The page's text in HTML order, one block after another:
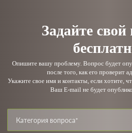
Задайте свой
Опишите вашу проблему. Вопрос будет
после того, как его проверит
Укажите свое имя и контакты, если хотите,
Ваш E-mail не будет
Категория вопроса*